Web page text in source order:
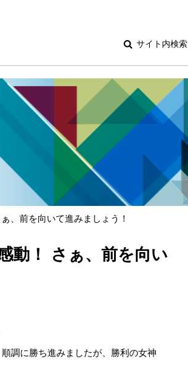
サイト内検索
、前を向いて進みましょう！
動！ さぁ、前を向い
調に勝ち進みましたが、勝利の女神